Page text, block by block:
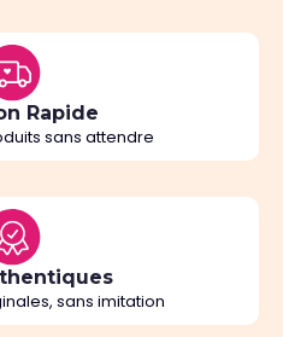
Rapide
sans attendre
sans imitation